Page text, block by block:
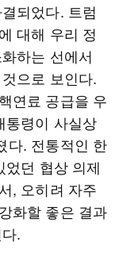
되었다. 트럼
대해 우리 정
하는 선에서
으로 보인다.
연료 공급을 우
통령이 사실상
다. 전통적인 한
었던 협상 의제
, 오히려 자주
화할 좋은 결과
.